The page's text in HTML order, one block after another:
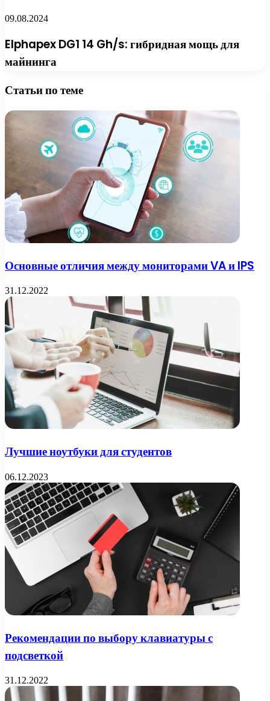
09.08.2024
Elphapex DG1 14 Gh/s: гибридная мощь для
майнинга
Статьи по теме
Основные отличия между мониторами VA и IPS
31.12.2022
Лучшие ноутбуки для студентов
06.12.2023
Рекомендации по выбору клавиатуры с
подсветкой
31.12.2022